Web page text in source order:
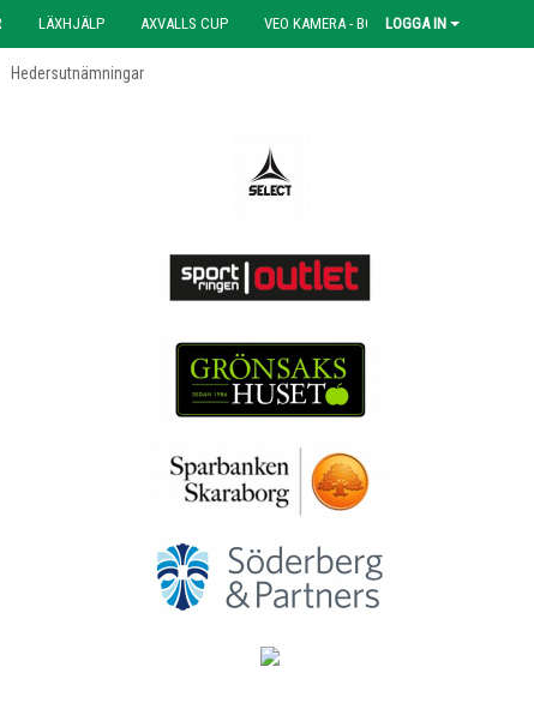
LÄXHJÄLP AXVALLS CUP VEO KAMERA - BOKNINGLOGGA IN
Hedersutnämningar